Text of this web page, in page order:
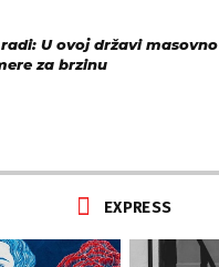
U ovoj državi masovno
za brzinu